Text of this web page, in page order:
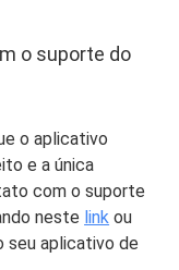
o suporte do
o aplicativo
e a única
com o suporte
neste link ou
seu aplicativo de